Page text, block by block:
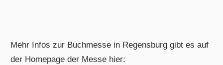
Mehr Infos zur Buchmesse in Regensburg gibt es auf
der Homepage der Messe hier: